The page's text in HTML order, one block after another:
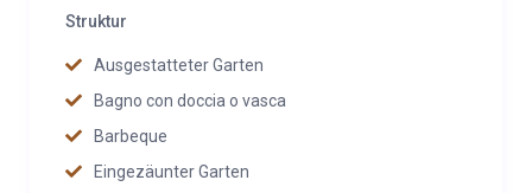
Struktur
Ausgestatteter Garten
Bagno con doccia o vasca
Barbeque
Eingezäunter Garten